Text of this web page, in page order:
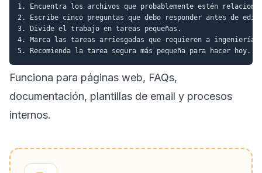
1. Encuentra los archivos que probablemente estén
2. Escribe cinco preguntas que debo responder antes de
3. Divide el trabajo en tareas pequeñas.
4. Marca las tareas arriesgadas que requieren a ingeniería.
Funciona para páginas web, FAQs,
documentación, plantillas de email y procesos
internos.